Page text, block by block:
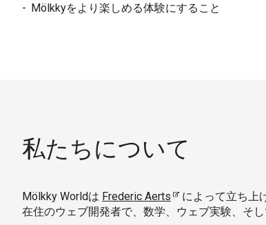
Mölkkyをより楽しめる体験にすること
私たちについて
Mölkky Worldは Frederic Aerts
によって立ち上
在住のウェブ開発者で、数学、ウェブ実験、そ